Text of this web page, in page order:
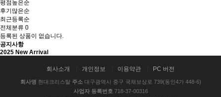
평점높은순
후기많은순
최근등록순
전체분류 0
등록된 상품이 없습니다.
공지사항
2025 New Arrival
회사소개 개인정보 이용약관 PC 버전
회사명 현대크리스탈 주소대구광역시 중구 국채보상로 739(동인4가 448-6)
사업자 등록번호 718-37-00316